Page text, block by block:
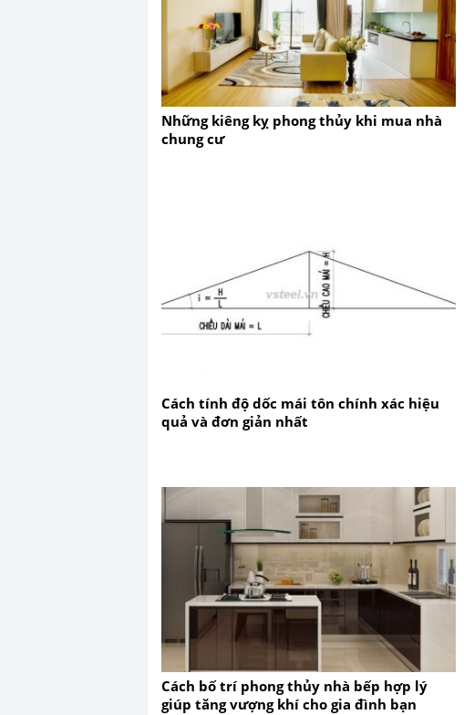
Những kiêng kỵ phong thủy khi mua nhà
chung cư
Cách tính độ dốc mái tôn chính xác hiệu
quả và đơn giản nhất
Cách bố trí phong thủy nhà bếp hợp lý
giúp tăng vượng khí cho gia đình bạn